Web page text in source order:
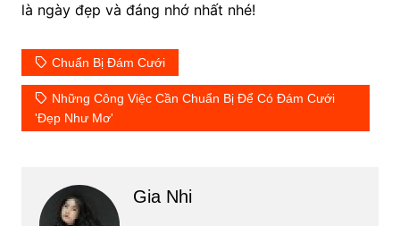
là ngày đẹp và đáng nhớ nhất nhé!
Chuẩn Bị Đám Cưới
Những Công Việc Cần Chuẩn Bị Để Có Đám Cưới
'Đẹp Như Mơ'
Gia Nhi